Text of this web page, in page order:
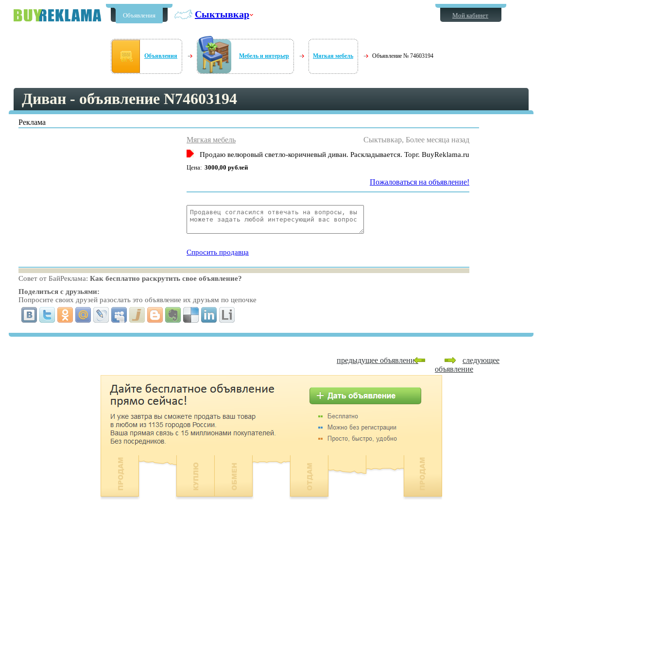
Объявления Сыктывкар
Объявления Мебель и интерьер Мягкая мебель Объявление № 74603194
Мой кабинет
Диван - объявление N74603194
Реклама
Мягкая мебель Сыктывкар, Более месяца назад
Продаю велюровый светло-коричневый диван. Раскладывается. Торг. BuyReklama.ru
Цена: 3000,00 рублей
Пожаловаться на объявление!
Спросить продавца
Совет от БайРеклама: Как бесплатно раскрутить свое объявление?
Поделиться с друзьями:
Попросите своих друзей разослать это объявление их друзьям по цепочке
предыдущее объявление
следующее
объявление